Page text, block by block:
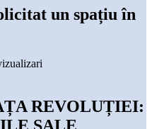
un spațiu în
REVOLUȚIEI:
SALE